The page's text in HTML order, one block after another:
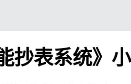
抄表系统》